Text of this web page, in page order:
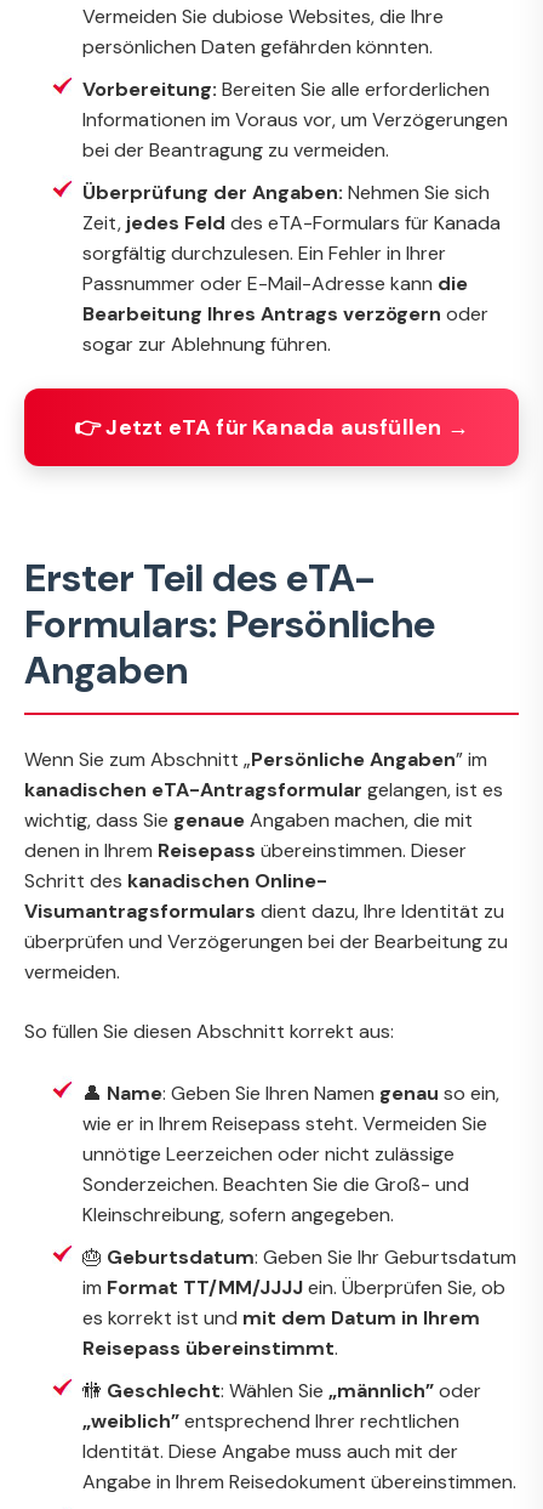
Vermeiden Sie dubiose Websites, die Ihre
persönlichen Daten gefährden könnten.
Vorbereitung: Bereiten Sie alle erforderlichen
Informationen im Voraus vor, um Verzögerungen
bei der Beantragung zu vermeiden.
Überprüfung der Angaben: Nehmen Sie sich
Zeit, jedes Feld des eTA-Formulars für Kanada
sorgfältig durchzulesen. Ein Fehler in Ihrer
Passnummer oder E-Mail-Adresse kann die
Bearbeitung Ihres Antrags verzögern oder
sogar zur Ablehnung führen.
👉 Jetzt eTA für Kanada ausfüllen →
Erster Teil des eTA-
Formulars: Persönliche
Angaben
Wenn Sie zum Abschnitt „Persönliche Angaben” im
kanadischen eTA-Antragsformular gelangen, ist es
wichtig, dass Sie genaueAngaben machen, die mit
denen in Ihrem Reisepass übereinstimmen. Dieser
Schritt des kanadischen Online-
Visumantragsformulars dient dazu, Ihre Identität zu
überprüfen und Verzögerungen bei der Bearbeitung zu
vermeiden.
So füllen Sie diesen Abschnitt korrekt aus:
👤 Name: Geben Sie Ihren Namen genau so ein,
wie er in Ihrem Reisepass steht. Vermeiden Sie
unnötige Leerzeichen oder nicht zulässige
Sonderzeichen. Beachten Sie die Groß- und
Kleinschreibung, sofern angegeben.
🎂 Geburtsdatum: Geben Sie Ihr Geburtsdatum
im Format TT/MM/JJJJein. Überprüfen Sie, ob
es korrekt ist und mit dem Datum in Ihrem
Reisepass übereinstimmt.
🚻 Geschlecht: Wählen Sie „männlich”oder
„weiblich”entsprechend Ihrer rechtlichen
Identität. Diese Angabe muss auch mit der
Angabe in Ihrem Reisedokument übereinstimmen.